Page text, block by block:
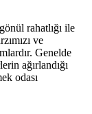
rahatlığı ile
ve
Genelde
ağırlandığı
odası